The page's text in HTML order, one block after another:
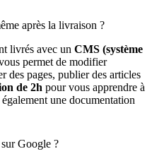
après la livraison ?
livrés avec un CMS (système
permet de modifier
des pages, publier des articles
de 2h pour vous apprendre à
une documentation
Google ?